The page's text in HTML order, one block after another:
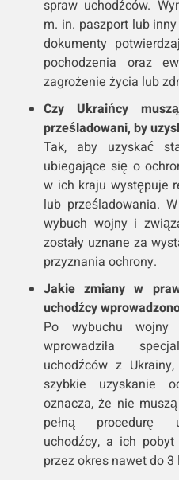
spraw uchodźców.
m. in. paszport lub
dokumenty
pochodzenia oraz
zagrożenie życia lub
Czy Ukraińcy
prześladowani, by
Tak, aby uzyskać
ubiegające się o
w ich kraju występuje
lub prześladowania.
wybuch wojny i
zostały uznane za
przyznania ochrony.
Jakie zmiany w
uchodźcy
Po wybuchu wojny
wprowadziła
uchodźców z
szybkie uzyskanie
oznacza, że nie
pełną procedurę
uchodźcy, a ich
przez okres nawet do 3